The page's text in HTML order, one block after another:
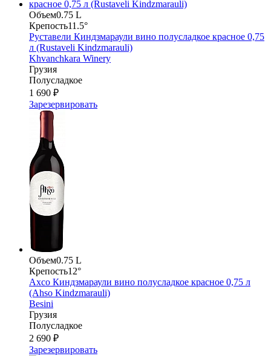
Объем0.75 L
Крепость11.5°
Руставели Киндзмараули вино полусладкое красное 0,75
л (Rustaveli Kindzmarauli)
Khvanchkara Winery
Грузия
Полусладкое
1 690 ₽
Зарезервировать
Объем0.75 L
Крепость12°
Ахсо Киндзмараули вино полусладкое красное 0,75 л
(Ahso Kindzmarauli)
Besini
Грузия
Полусладкое
2 690 ₽
Зарезервировать